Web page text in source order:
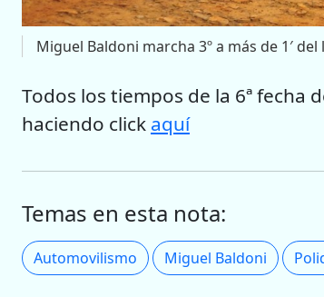
Miguel Baldoni marcha 3º a más de 1′
Todos los tiempos de la 6ª fecha
haciendo click aquí
Temas en esta nota:
Automovilismo Miguel Baldoni